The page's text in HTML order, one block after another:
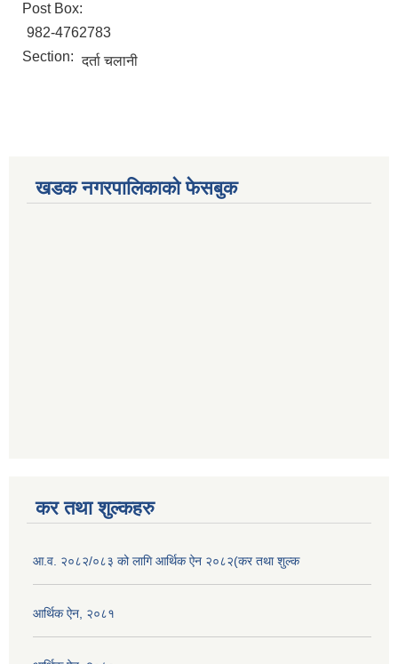
Post Box:
982-4762783
Section: दर्ता चलानी
खडक नगरपालिकाको फेसबुक
कर तथा शुल्कहरु
आ.व. २०८२/०८३ को लागि आर्थिक ऐन २०८२(कर तथा शुल्क
आर्थिक ऐन, २०८१